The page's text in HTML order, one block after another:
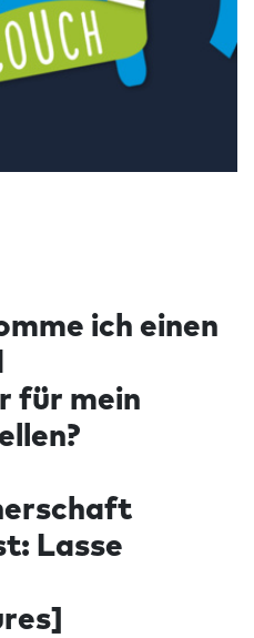
ich einen
für mein
Lasse